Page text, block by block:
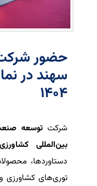
حضور
سهند در
۱۴۰۴
شرکتتوسعه
بین‌المللی کشاورزی
دستاوردها،
توری‌های کشاورزی